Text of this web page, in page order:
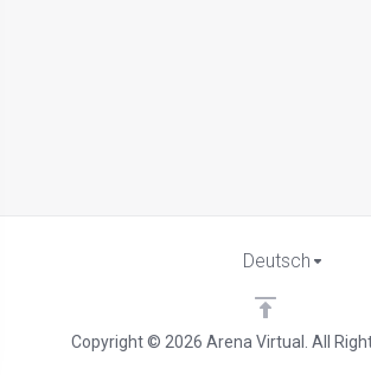
Copyright © 2026 Arena Virtual. All
Deutsch